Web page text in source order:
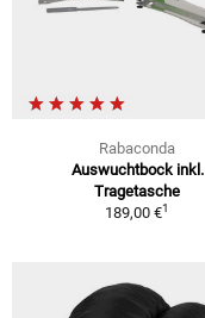
Rabaconda
Auswuchtbock inkl.
Tragetasche
189,00 €1